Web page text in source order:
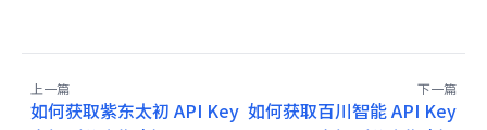
上一篇
如何获取紫东太初 API Key
下一篇
如何获取百川智能 API Key